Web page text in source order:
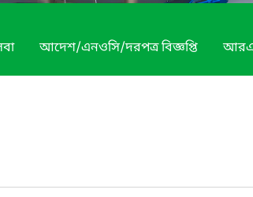
আদেশ/এনওসি/দরপত্র বিজ্ঞপ্তি